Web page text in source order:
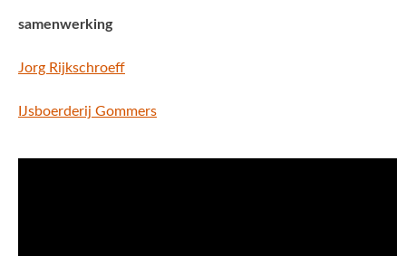
samenwerking
Jorg Rijkschroeff
IJsboerderij Gommers